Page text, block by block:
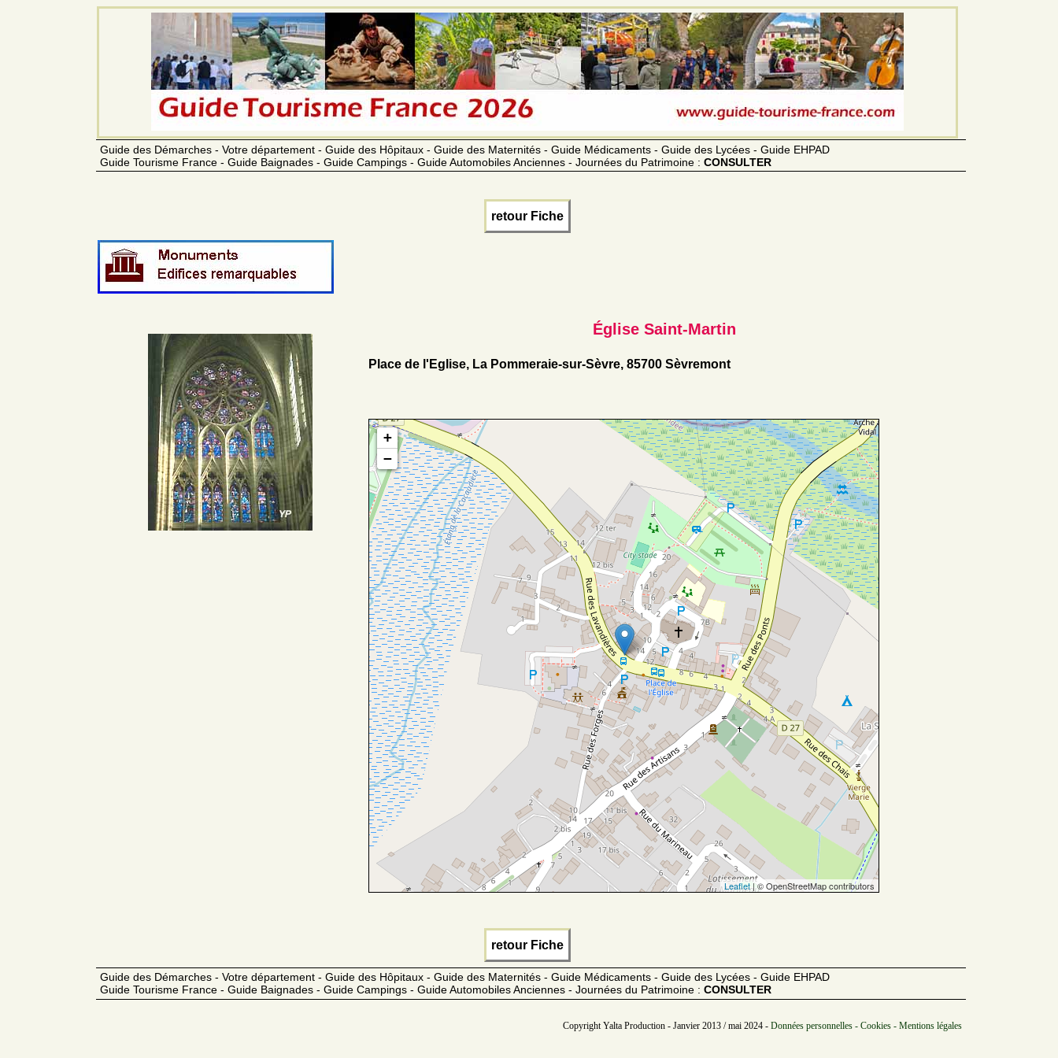
Guide des Démarches - Votre département - Guide des Hôpitaux - Guide des Maternités - Guide Médicaments - Guide des Lycées - Guide EHPAD
Guide Tourisme France - Guide Baignades - Guide Campings - Guide Automobiles Anciennes - Journées du Patrimoine : CONSULTER
retour Fiche
Église Saint-Martin
Place de l'Eglise, La Pommeraie-sur-Sèvre, 85700 Sèvremont
+
−
Leaflet| © OpenStreetMap contributors
retour Fiche
Guide des Démarches - Votre département - Guide des Hôpitaux - Guide des Maternités - Guide Médicaments - Guide des Lycées - Guide EHPAD
Guide Tourisme France - Guide Baignades - Guide Campings - Guide Automobiles Anciennes - Journées du Patrimoine : CONSULTER
Copyright Yalta Production - Janvier 2013 / mai 2024 - Données personnelles - Cookies - Mentions légales